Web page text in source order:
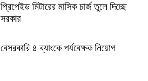
প্রিপেইড মিটারের মাসিক চার্জ তুলে দিচ্ছে
সরকার
বেসরকারি ৪ ব্যাংকে পর্যবেক্ষক নিয়োগ